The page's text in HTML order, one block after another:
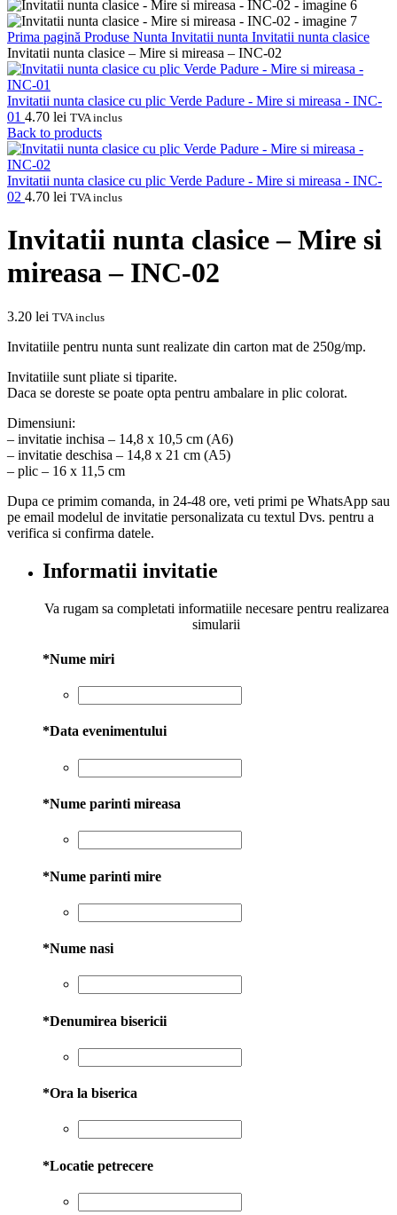
Prima pagină Produse Nunta Invitatii nunta Invitatii nunta clasice
Invitatii nunta clasice – Mire si mireasa – INC-02
Invitatii nunta clasice cu plic Verde Padure - Mire si mireasa - INC-
01 4.70 lei TVA inclus
Back to products
Invitatii nunta clasice cu plic Verde Padure - Mire si mireasa - INC-
02 4.70 lei TVA inclus
Invitatii nunta clasice – Mire si
mireasa – INC-02
3.20 lei TVA inclus
Invitatiile pentru nunta sunt realizate din carton mat de 250g/mp.
Invitatiile sunt pliate si tiparite.
Daca se doreste se poate opta pentru ambalare in plic colorat.
Dimensiuni:
– invitatie inchisa – 14,8 x 10,5 cm (A6)
– invitatie deschisa – 14,8 x 21 cm (A5)
– plic – 16 x 11,5 cm
Dupa ce primim comanda, in 24-48 ore, veti primi pe WhatsApp sau
pe email modelul de invitatie personalizata cu textul Dvs. pentru a
verifica si confirma datele.
Informatii invitatie
Va rugam sa completati informatiile necesare pentru realizarea
simularii
*Nume miri
*Data evenimentului
*Nume parinti mireasa
*Nume parinti mire
*Nume nasi
*Denumirea bisericii
*Ora la biserica
*Locatie petrecere